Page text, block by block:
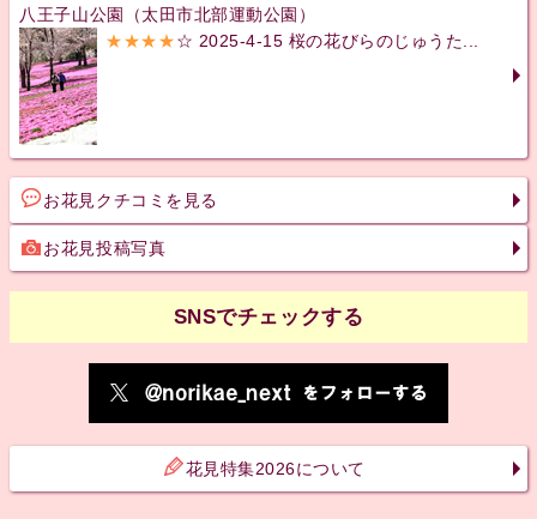
八王子山公園（太田市北部運動公園）
★★★★☆ 2025-4-15 桜の花びらのじゅうた...
お花見クチコミを見る
お花見投稿写真
SNSでチェックする
花見特集2026について